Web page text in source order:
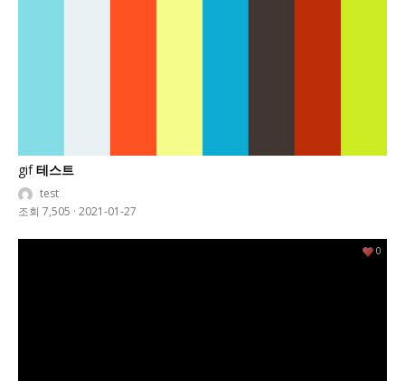
gif테스트
test
조회 7,505 · 2021-01-27
0